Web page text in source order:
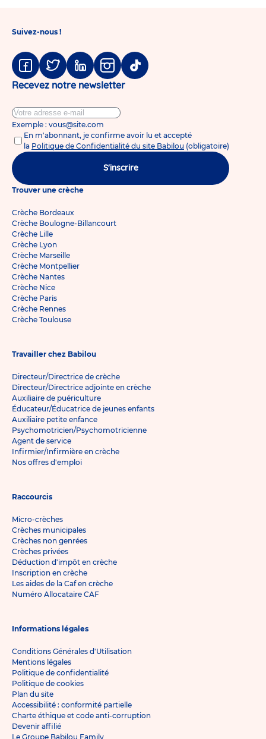
Suivez-nous !
Facebook
TwitterLinkedinInstagram
Tiktok
Recevez notre newsletter
Exemple : vous@site.com
En m'abonnant, je confirme avoir lu et accepté
la Politique de Confidentialité du site Babilou (obligatoire)
S'inscrire
Trouver une crèche
Crèche Bordeaux
Crèche Boulogne-Billancourt
Crèche Lille
Crèche Lyon
Crèche Marseille
Crèche Montpellier
Crèche Nantes
Crèche Nice
Crèche Paris
Crèche Rennes
Crèche Toulouse
Travailler chez Babilou
Directeur/Directrice de crèche
Directeur/Directrice adjointe en crèche
Auxiliaire de puériculture
Éducateur/Éducatrice de jeunes enfants
Auxiliaire petite enfance
Psychomotricien/Psychomotricienne
Agent de service
Infirmier/Infirmière en crèche
Nos offres d'emploi
Raccourcis
Micro-crèches
Crèches municipales
Crèches non genrées
Crèches privées
Déduction d'impôt en crèche
Inscription en crèche
Les aides de la Caf en crèche
Numéro Allocataire CAF
Informations légales
Conditions Générales d'Utilisation
Mentions légales
Politique de confidentialité
Politique de cookies
Plan du site
Accessibilité : conformité partielle
Charte éthique et code anti-corruption
Devenir affilié
Le Groupe Babilou Family